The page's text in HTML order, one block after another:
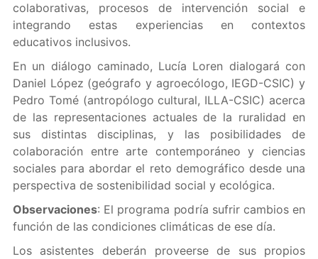
colaborativas, procesos de intervención social e
integrando estas experiencias en contextos
educativos inclusivos.
En un diálogo caminado, Lucía Loren dialogará con
Daniel López (geógrafo y agroecólogo, IEGD-CSIC) y
Pedro Tomé (antropólogo cultural, ILLA-CSIC) acerca
de las representaciones actuales de la ruralidad en
sus distintas disciplinas, y las posibilidades de
colaboración entre arte contemporáneo y ciencias
sociales para abordar el reto demográfico desde una
perspectiva de sostenibilidad social y ecológica.
Observaciones: El programa podría sufrir cambios en
función de las condiciones climáticas de ese día.
Los asistentes deberán proveerse de sus propios